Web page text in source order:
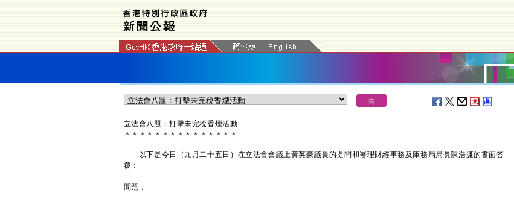
立法會八題：打擊未完稅香煙活動
＊ ＊ ＊ ＊ ＊ ＊ ＊ ＊ ＊ ＊ ＊ ＊ ＊ ＊ ＊
以下是今日（九月二十五日）在立法會會議上黃英豪議員的提問和署理財經事務及庫務局局長陳浩濂的書面答
覆：
問題：